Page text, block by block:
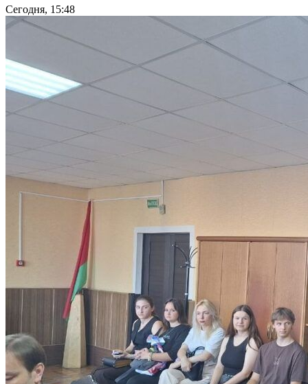
Сегодня, 15:48